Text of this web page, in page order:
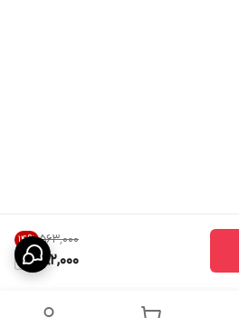
۵۶۳٬۰۰۰ 14%
482,000